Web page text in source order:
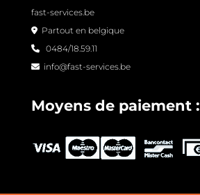
fast-services.be
Partout en belgique
0484/18.59.11
info@fast-services.be
Moyens de paiement :